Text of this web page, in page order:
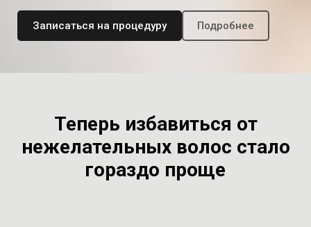
Записаться на процедуру Подробнее
Теперь избавиться от
нежелательных волос стало
гораздо проще